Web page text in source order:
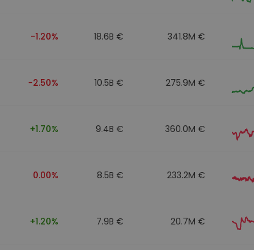
-1.20% 18.6B € 341.8M €
-2.50% 10.5B € 275.9M €
+1.70% 9.4B € 360.0M €
0.00% 8.5B € 233.2M €
+1.20% 7.9B € 20.7M €